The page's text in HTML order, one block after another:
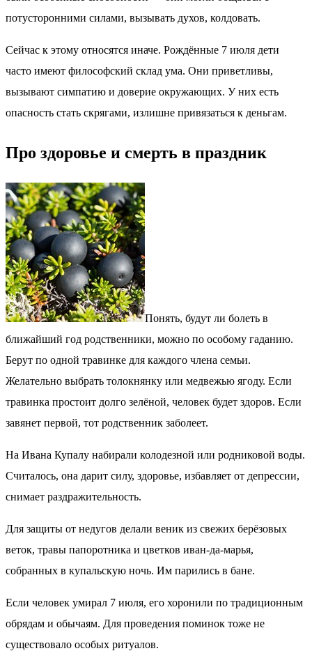
потусторонними силами, вызывать духов, колдовать.
Сейчас к этому относятся иначе. Рождённые 7 июля дети
часто имеют философский склад ума. Они приветливы,
вызывают симпатию и доверие окружающих. У них есть
опасность стать скрягами, излишне привязаться к деньгам.
Про здоровье и смерть в праздник
Понять, будут ли болеть в
ближайший год родственники, можно по особому гаданию.
Берут по одной травинке для каждого члена семьи.
Желательно выбрать толокнянку или медвежью ягоду. Если
травинка простоит долго зелёной, человек будет здоров. Если
завянет первой, тот родственник заболеет.
На Ивана Купалу набирали колодезной или родниковой воды.
Считалось, она дарит силу, здоровье, избавляет от депрессии,
снимает раздражительность.
Для защиты от недугов делали веник из свежих берёзовых
веток, травы папоротника и цветков иван-да-марья,
собранных в купальскую ночь. Им парились в бане.
Если человек умирал 7 июля, его хоронили по традиционным
обрядам и обычаям. Для проведения поминок тоже не
существовало особых ритуалов.